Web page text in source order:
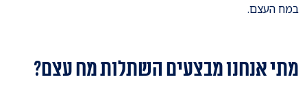
במח העצם.
מתי אנחנו מבצעים השתלות מח עצם?